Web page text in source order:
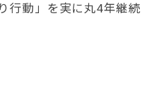
行動」を実に丸4年継続